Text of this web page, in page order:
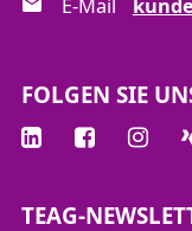
E-Mail
FOLGEN SIE
TEAG-